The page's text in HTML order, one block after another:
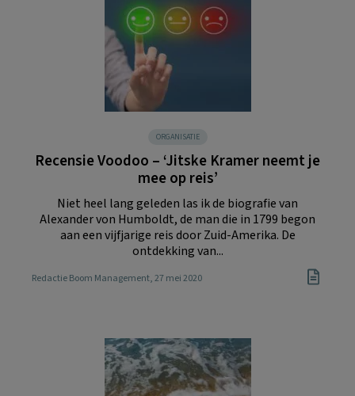
ORGANISATIE
Recensie Voodoo – ‘Jitske Kramer neemt je
mee op reis’
Niet heel lang geleden las ik de biografie van
Alexander von Humboldt, de man die in 1799 begon
aan een vijfjarige reis door Zuid-Amerika. De
ontdekking van...
Redactie Boom Management, 27 mei 2020